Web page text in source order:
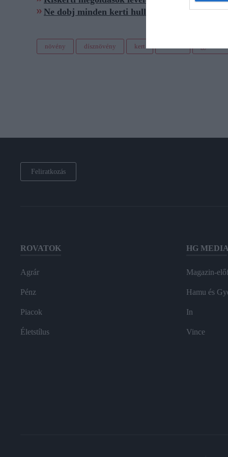
Ne dobj minden kerti hulladékot a tűzre,
növény dísznövény kert
Feliratkozás
ROVATOK
Agrár
Pénz
Piacok
Életstílus
HG MEDIA
Magazin-
Hamu és
In
Vince